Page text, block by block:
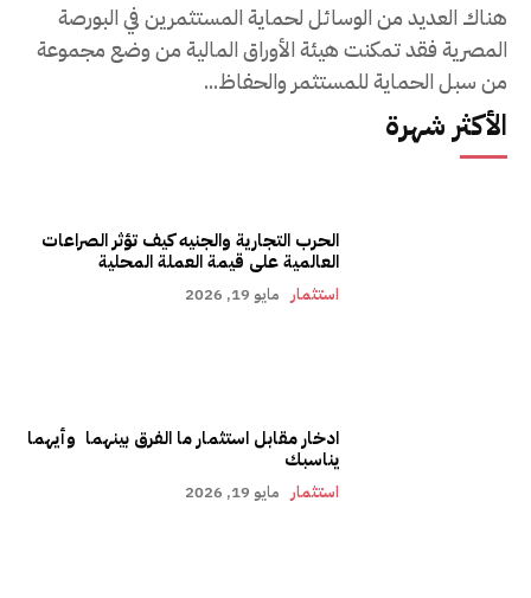
هناك العديد من الوسائل لحماية المستثمرين في البورصة
المصرية فقد تمكنت هيئة الأوراق المالية من وضع مجموعة
من سبل الحماية للمستثمر والحفاظ...
الأكثر شهرة
الحرب التجارية والجنيه كيف تؤثر الصراعات
العالمية على قيمة العملة المحلية
استثمار مايو 19, 2026
ادخار مقابل استثمار ما الفرق بينهما وأيهما
يناسبك
استثمار مايو 19, 2026